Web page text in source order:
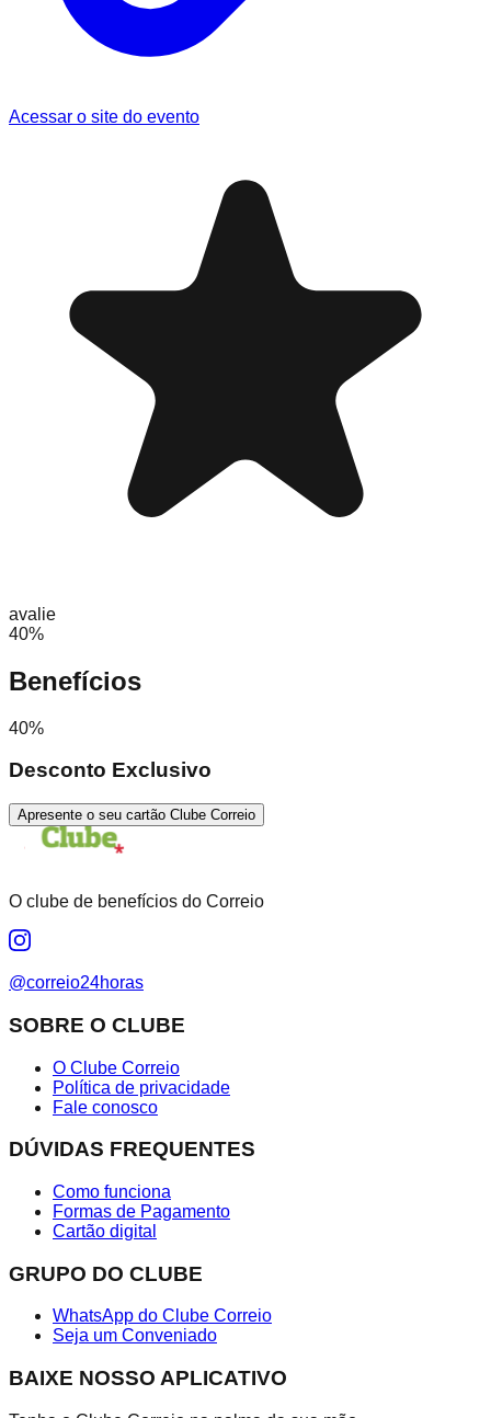
Acessar o site do evento
avalie
40%
Benefícios
40%
Desconto Exclusivo
Apresente o seu cartão Clube Correio
O clube de benefícios do Correio
@correio24horas
SOBRE O CLUBE
O Clube Correio
Política de privacidade
Fale conosco
DÚVIDAS FREQUENTES
Como funciona
Formas de Pagamento
Cartão digital
GRUPO DO CLUBE
WhatsApp do Clube Correio
Seja um Conveniado
BAIXE NOSSO APLICATIVO